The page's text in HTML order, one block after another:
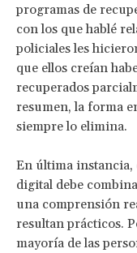
programas de
con los que hablé
policiales les
que ellos creían
recuperados
resumen, la forma
siempre lo elimina.
En última instancia,
digital debe
una comprensión
resultan prácticos.
mayoría de las